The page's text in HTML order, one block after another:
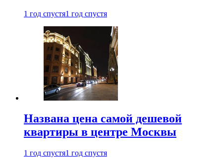
1 год спустя1 год спустя
Названа цена самой дешевой
квартиры в центре Москвы
1 год спустя1 год спустя